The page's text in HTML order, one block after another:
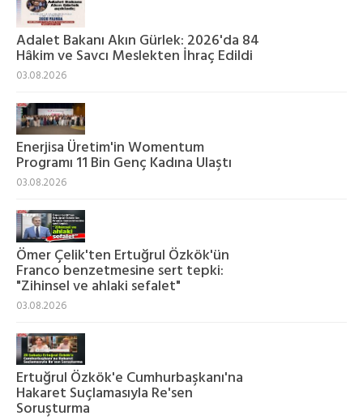
Adalet Bakanı Akın Gürlek: 2026'da 84
Hâkim ve Savcı Meslekten İhraç Edildi
03.08.2026
Enerjisa Üretim'in Womentum
Programı 11 Bin Genç Kadına Ulaştı
03.08.2026
Ömer Çelik'ten Ertuğrul Özkök'ün
Franco benzetmesine sert tepki:
"Zihinsel ve ahlaki sefalet"
03.08.2026
Ertuğrul Özkök'e Cumhurbaşkanı'na
Hakaret Suçlamasıyla Re'sen
Soruşturma